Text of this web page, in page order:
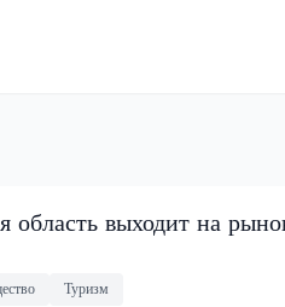
область выходит на
Туризм